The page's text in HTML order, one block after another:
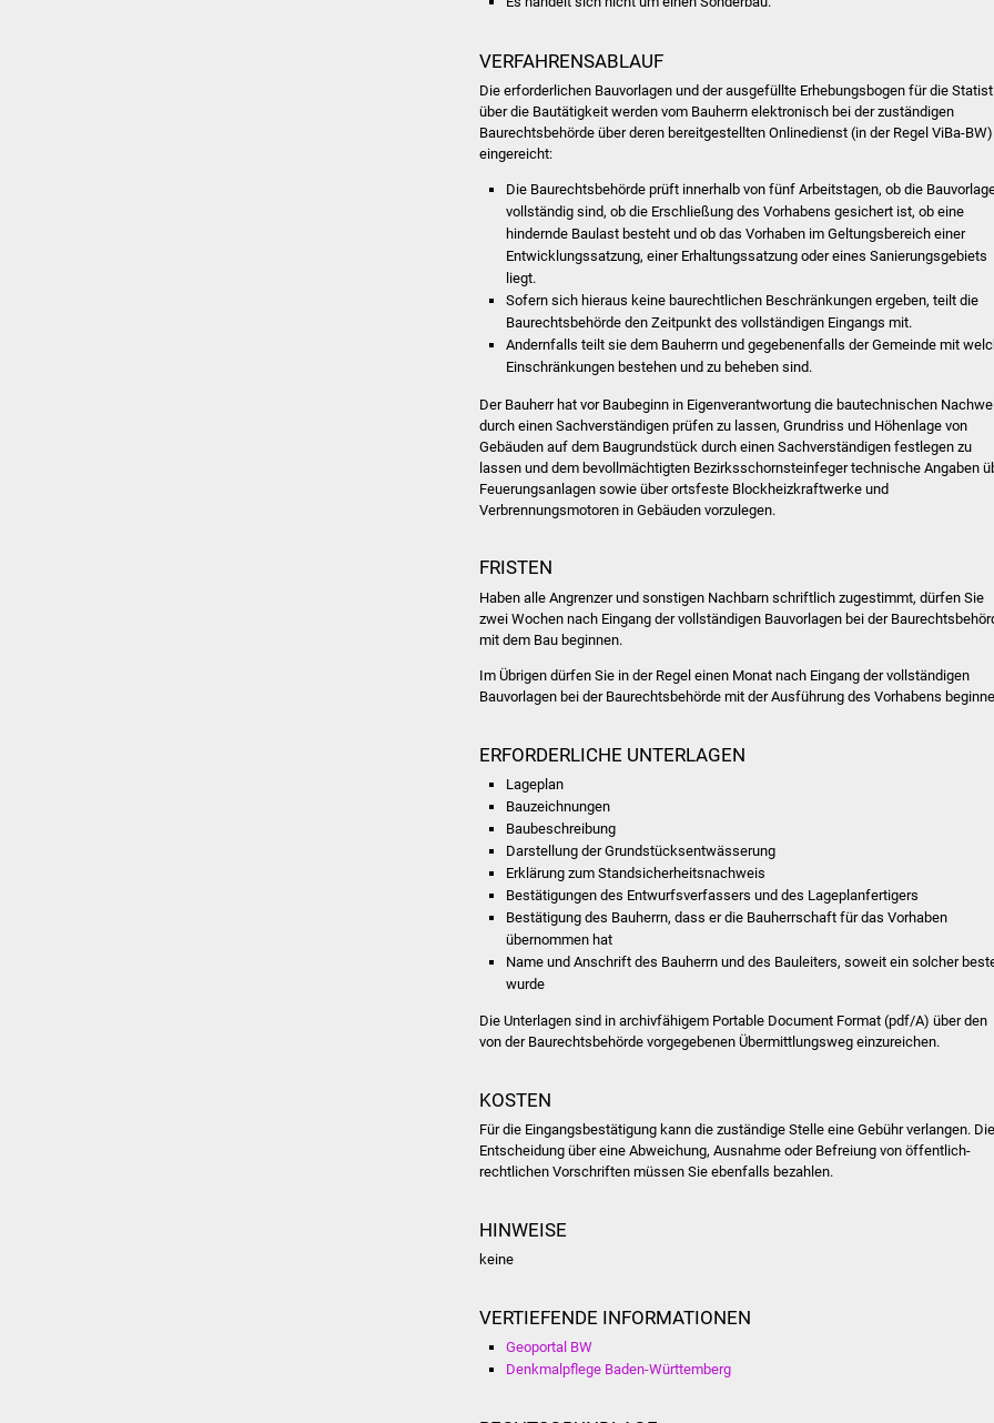
VERFAHRENSABLAUF
Die erforderlichen Bauvorlagen und der ausgefüllte Erhebungsbogen für die
über die Bautätigkeit werden vom Bauherrn elektronisch bei der zuständigen
Baurechtsbehörde über deren bereitgestellten Onlinedienst (in der Regel ViBa-BW)
eingereicht:
Die Baurechtsbehörde prüft innerhalb von fünf Arbeitstagen, ob die
vollständig sind, ob die Erschließung des Vorhabens gesichert ist, ob eine
hindernde Baulast besteht und ob das Vorhaben im Geltungsbereich einer
Entwicklungssatzung, einer Erhaltungssatzung oder eines Sanierungsgebiets
liegt.
Sofern sich hieraus keine baurechtlichen Beschränkungen ergeben, teilt die
Baurechtsbehörde den Zeitpunkt des vollständigen Eingangs mit.
Andernfalls teilt sie dem Bauherrn und gegebenenfalls der Gemeinde mit
Einschränkungen bestehen und zu beheben sind.
Der Bauherr hat vor Baubeginn in Eigenverantwortung die bautechnischen
durch einen Sachverständigen prüfen zu lassen, Grundriss und Höhenlage von
Gebäuden auf dem Baugrundstück durch einen Sachverständigen festlegen zu
lassen und dem bevollmächtigten Bezirksschornsteinfeger technische Angaben
Feuerungsanlagen sowie über ortsfeste Blockheizkraftwerke und
Verbrennungsmotoren in Gebäuden vorzulegen.
FRISTEN
Haben alle Angrenzer und sonstigen Nachbarn schriftlich zugestimmt, dürfen Sie
zwei Wochen nach Eingang der vollständigen Bauvorlagen bei der
mit dem Bau beginnen.
Im Übrigen dürfen Sie in der Regel einen Monat nach Eingang der vollständigen
Bauvorlagen bei der Baurechtsbehörde mit der Ausführung des Vorhabens
ERFORDERLICHE UNTERLAGEN
Lageplan
Bauzeichnungen
Baubeschreibung
Darstellung der Grundstücksentwässerung
Erklärung zum Standsicherheitsnachweis
Bestätigungen des Entwurfsverfassers und des Lageplanfertigers
Bestätigung des Bauherrn, dass er die Bauherrschaft für das Vorhaben
übernommen hat
Name und Anschrift des Bauherrn und des Bauleiters, soweit ein solcher
wurde
Die Unterlagen sind in archivfähigem Portable Document Format (pdf/A) über den
von der Baurechtsbehörde vorgegebenen Übermittlungsweg einzureichen.
KOSTEN
Für die Eingangsbestätigung kann die zuständige Stelle eine Gebühr verlangen. Die
Entscheidung über eine Abweichung, Ausnahme oder Befreiung von öffentlich-
rechtlichen Vorschriften müssen Sie ebenfalls bezahlen.
HINWEISE
keine
VERTIEFENDE INFORMATIONEN
Geoportal BW
Denkmalpflege Baden-Württemberg